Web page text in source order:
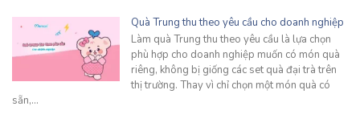
Quà Trung thu theo yêu cầu cho doanh nghiệp
Làm quà Trung thu theo yêu cầu là lựa chọn
phù hợp cho doanh nghiệp muốn có món quà
riêng, không bị giống các set quà đại trà trên
thị trường. Thay vì chỉ chọn một món quà có
sẵn,…